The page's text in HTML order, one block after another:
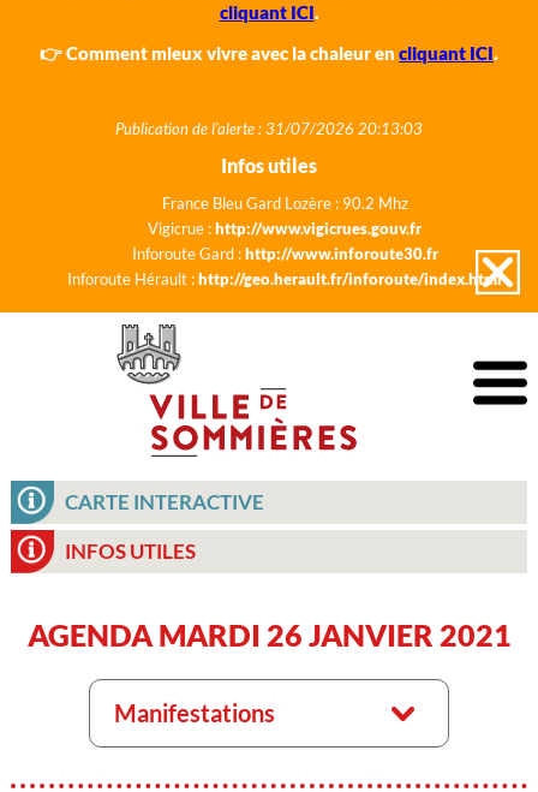
cliquant ICI.
👉 Comment mieux vivre avec la chaleur en cliquant ICI.
Publication de l'alerte : 31/07/2026 20:13:03
Infos utiles
France Bleu Gard Lozère : 90.2 Mhz
Vigicrue :http://www.vigicrues.gouv.fr
Inforoute Gard :http://www.inforoute30.fr
Inforoute Hérault :http://geo.herault.fr/inforoute/index.html
CARTE INTERACTIVE
INFOS UTILES
AGENDA MARDI 26 JANVIER 2021
Manifestations